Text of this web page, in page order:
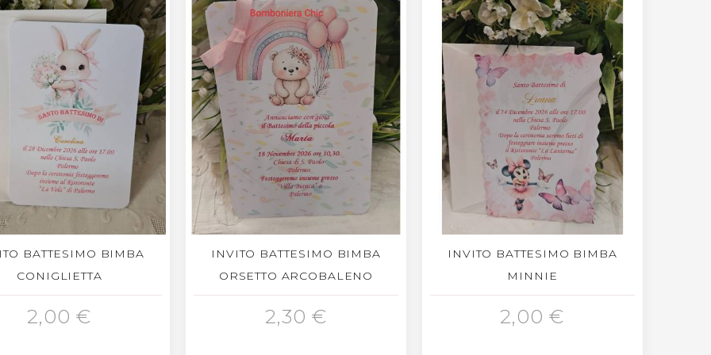
AL CARRELLO
BATTESIMO BIMBA
CONIGLIETTA
2,00 €
AGGIUNGI AL CARRELLO
INVITO BATTESIMO BIMBA
ORSETTO ARCOBALENO
2,30 €
AGGIUNGI AL CARRELLO
INVITO BATTESIMO BIMBA
MINNIE
2,00 €